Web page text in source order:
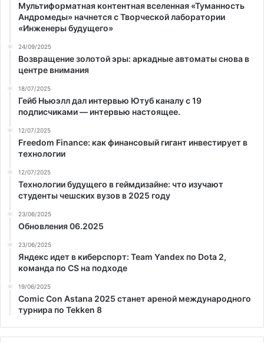
Мультиформатная контентная вселенная «Туманность
Андромеды» начнется с Творческой лаборатории
«Инженеры будущего»
24/09/2025
Возвращение золотой эры: аркадные автоматы снова в
центре внимания
18/07/2025
Гейб Ньюэлл дал интервью Ютуб каналу с 19
подписчиками — интервью настоящее.
12/07/2025
Freedom Finance: как финансовый гигант инвестирует в
технологии
12/07/2025
Технологии будущего в геймдизайне: что изучают
студенты чешских вузов в 2025 году
23/06/2025
Обновления 06.2025
23/06/2025
Яндекс идет в киберспорт: Team Yandex по Dota 2,
команда по CS на подходе
19/06/2025
Comic Con Astana 2025 станет ареной международного
турнира по Tekken 8